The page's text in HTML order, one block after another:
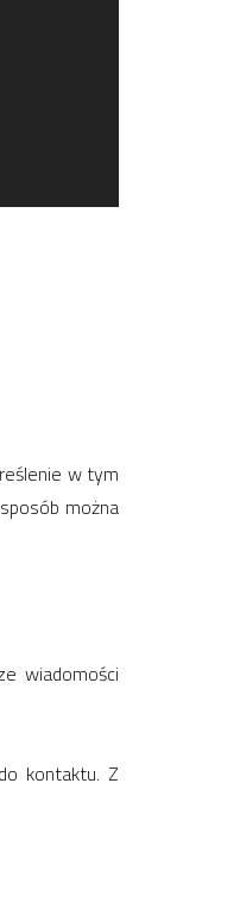
w tym
można
wiadomości
kontaktu. Z